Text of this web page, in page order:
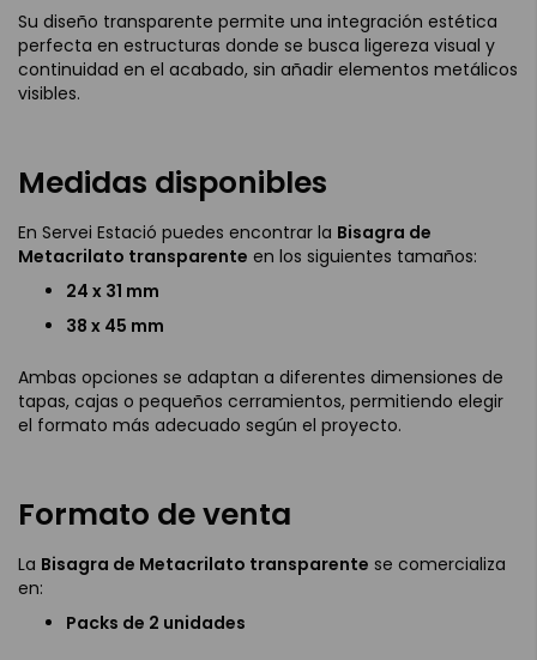
Su diseño transparente permite una integración estética
perfecta en estructuras donde se busca ligereza visual y
continuidad en el acabado, sin añadir elementos metálicos
visibles.
Medidas disponibles
En Servei Estació puedes encontrar la Bisagra de
Metacrilato transparente en los siguientes tamaños:
24 x 31 mm
38 x 45 mm
Ambas opciones se adaptan a diferentes dimensiones de
tapas, cajas o pequeños cerramientos, permitiendo elegir
el formato más adecuado según el proyecto.
Formato de venta
La Bisagra de Metacrilato transparente se comercializa
en:
Packs de 2 unidades